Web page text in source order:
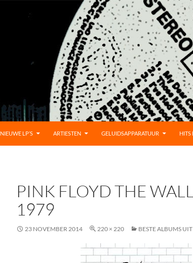
NIEUWE LP’S ARTIESTEN GELUIDSAPPARATUUR HITS
PINK FLOYD THE
1979
23 NOVEMBER 2014 220 × 220 BESTE ALBUMS